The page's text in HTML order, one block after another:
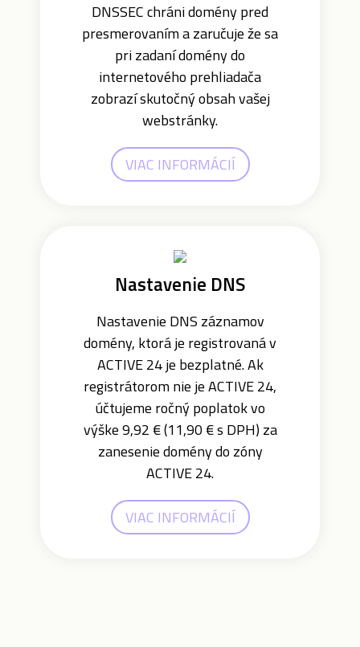
DNSSEC chráni domény pred
presmerovaním a zaručuje že sa
pri zadaní domény do
internetového prehliadača
zobrazí skutočný obsah vašej
webstránky.
VIAC INFORMÁCIÍ
Nastavenie DNS
Nastavenie DNS záznamov
domény, ktorá je registrovaná v
ACTIVE 24 je bezplatné. Ak
registrátorom nie je ACTIVE 24,
účtujeme ročný poplatok vo
výške 9,92 € (11,90 € s DPH) za
zanesenie domény do zóny
ACTIVE 24.
VIAC INFORMÁCIÍ